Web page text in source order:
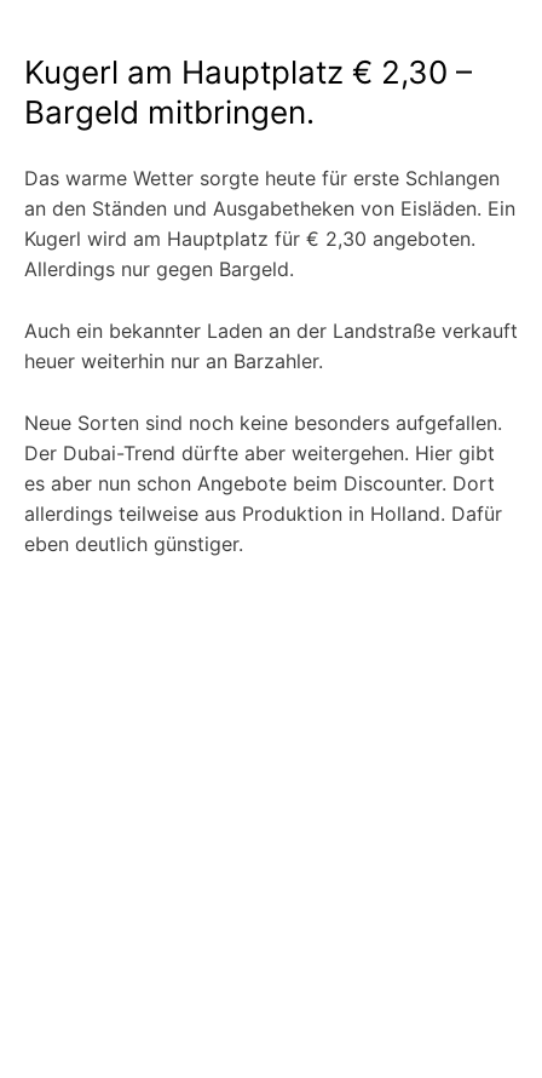
Kugerl am Hauptplatz € 2,30 –
Bargeld mitbringen.
Das warme Wetter sorgte heute für erste Schlangen
an den Ständen und Ausgabetheken von Eisläden. Ein
Kugerl wird am Hauptplatz für € 2,30 angeboten.
Allerdings nur gegen Bargeld.
Auch ein bekannter Laden an der Landstraße verkauft
heuer weiterhin nur an Barzahler.
Neue Sorten sind noch keine besonders aufgefallen.
Der Dubai-Trend dürfte aber weitergehen. Hier gibt
es aber nun schon Angebote beim Discounter. Dort
allerdings teilweise aus Produktion in Holland. Dafür
eben deutlich günstiger.